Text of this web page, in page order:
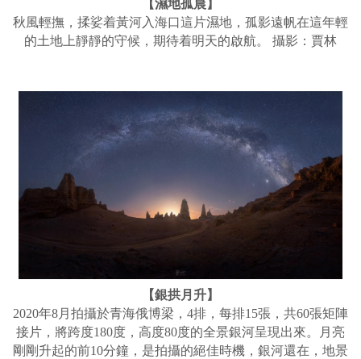
【濕地孤晨】
秋風輕撫，揉娑着黃河入海口這片濕地，孤影遠帆在這年輕
的土地上靜靜的守候，期待着明天的啟航。 攝影：賈林
【銀拱月升】
2020年8月拍攝於青海俄博梁，4排，每排15張，共60張矩陣
接片，將跨度180度，高度80度的全景銀河呈現出來。月亮
剛剛升起的前10分鐘，是拍攝的絕佳時機，銀河還在，地景